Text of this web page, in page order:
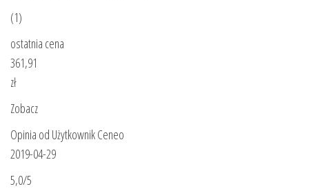
(1)
ostatnia cena
361,91
zł
Zobacz
Opinia od Użytkownik Ceneo
2019-04-29
5,0/5